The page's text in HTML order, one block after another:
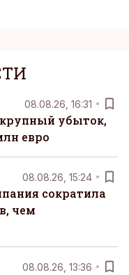
08.08.26, 16:31
убыток,
евро
08.08.26, 15:24
сократила
чем
08.08.26, 13:36